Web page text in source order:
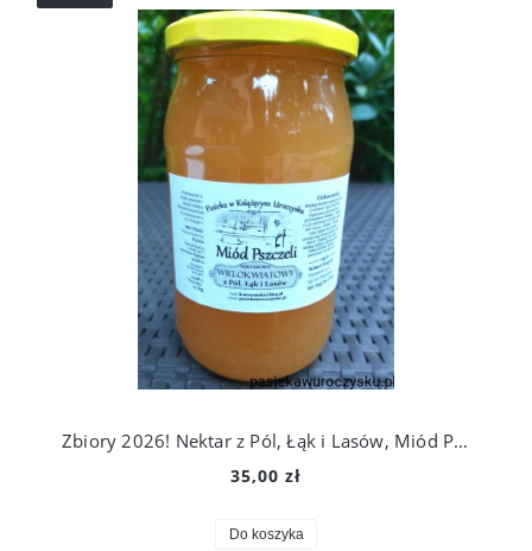
Zbiory 2026! Nektar z Pól, Łąk i Lasów, Miód Pszczeli Wielokwiatowy 1,1 kg. Prosto Z Ula Do Słoika!
35,00 zł
Do koszyka